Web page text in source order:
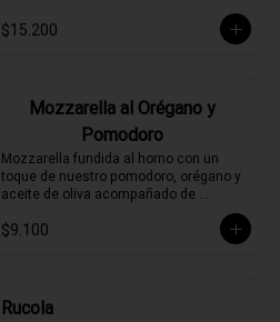
$15.200
Mozzarella al Orégano y
Pomodoro
Mozzarella fundida al horno con un
toque de nuestro pomodoro, orégano y
aceite de oliva acompañado de
$9.100
Rucola